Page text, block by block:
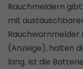
Rauchmeldern
mit
Rauchwarnmelder
(Anzeige), halten
lang. Ist die